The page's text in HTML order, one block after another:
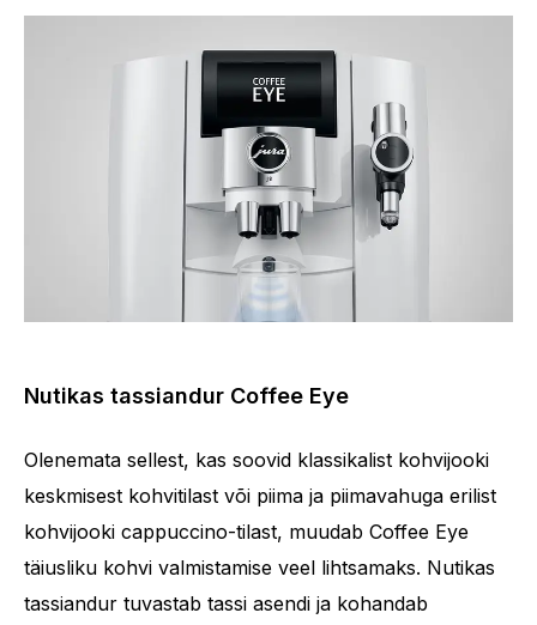
Nutikas tassiandur Coffee Eye
Olenemata sellest, kas soovid klassikalist kohvijooki
keskmisest kohvitilast või piima ja piimavahuga erilist
kohvijooki cappuccino-tilast, muudab Coffee Eye
täiusliku kohvi valmistamise veel lihtsamaks. Nutikas
tassiandur tuvastab tassi asendi ja kohandab